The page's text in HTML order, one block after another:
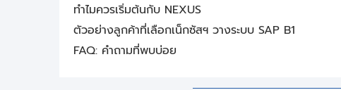
ทำไมควรเริ่มต้นกับ NEXUS
ตัวอย่างลูกค้าที่เลือกเน็กซัสฯ วางระบบ SAP B1
FAQ: คำถามที่พบบ่อย